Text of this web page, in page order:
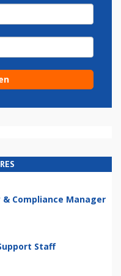
& Compliance Manager
Staff